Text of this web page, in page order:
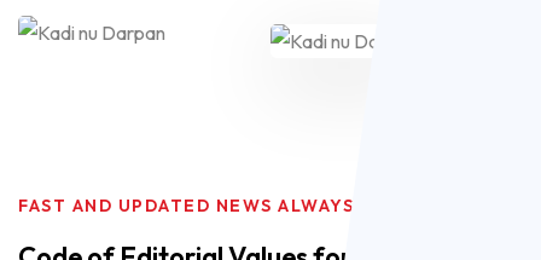
FAST AND UPDATED NEWS ALWAYS.!